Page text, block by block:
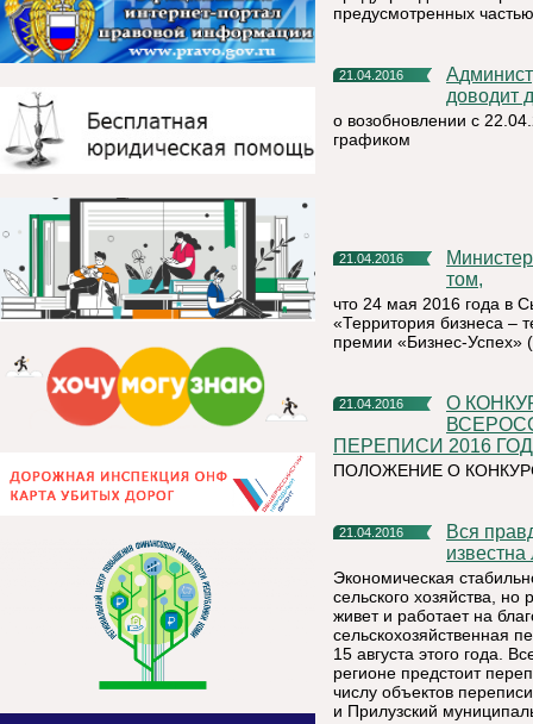
предусмотренных
21.04.2016
Администрация муниципального района «Княжпогостский»
доводит
о возобновлении с
графиком
21.04.2016
Министерство экономики Республики Коми информирует о
том,
что 24 мая 2016 года в
«Территория бизнеса –
премии «Бизнес-
21.04.2016
О КОНКУРСЕ ДЕТСКОГО РИСУНКА, ПОСВЯЩЕННОМ
ПЕРЕПИСИ 2016
ПОЛОЖЕНИЕ О
21.04.2016
Вся правда о сельскохозяйственной отрасли региона станет
известна
Экономическая
сельского хозяйства,
живет и работает на
сельскохозяйственная
15 августа этого года.
регионе предстоит
числу объектов
и Прилузский